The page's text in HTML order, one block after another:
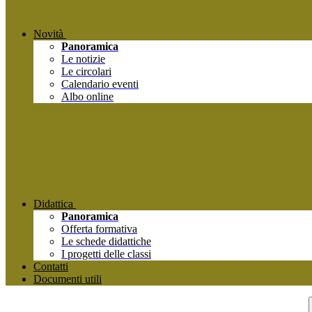
Novità
Panoramica
Le notizie
Le circolari
Calendario eventi
Albo online
Didattica
Panoramica
Offerta formativa
Le schede didattiche
I progetti delle classi
Contatti
Documenti utili